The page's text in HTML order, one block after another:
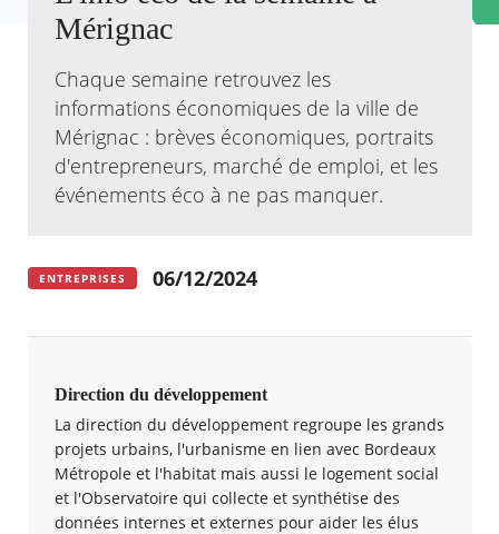
Actualités
Kiosque
Espace de services en ligne
Facebook
X Instagram
Youtube
Linkedin
RECHERCHER ...
Mérignac
Chaque semaine retrouvez les
informations économiques de la ville de
Mérignac : brèves économiques, portraits
d'entrepreneurs, marché de emploi, et les
événements éco à ne pas manquer.
ENTREPRISES 06/12/2024
Direction du développement
La direction du développement regroupe les grands
projets urbains, l'urbanisme en lien avec Bordeaux
Métropole et l'habitat mais aussi le logement social
et l'Observatoire qui collecte et synthétise des
données internes et externes pour aider les élus